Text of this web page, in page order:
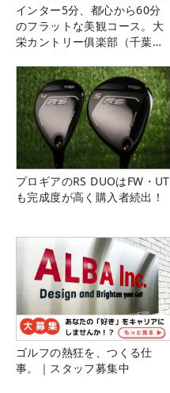
インター5分、都心から60分
のフラットな美観コース。大
栄カントリー俱楽部（千葉
プロギアのRS DUOはFW・UT
も完成度が高く購入者続出！
ゴルフの熱狂を、つくる仕
事。｜スタッフ募集中